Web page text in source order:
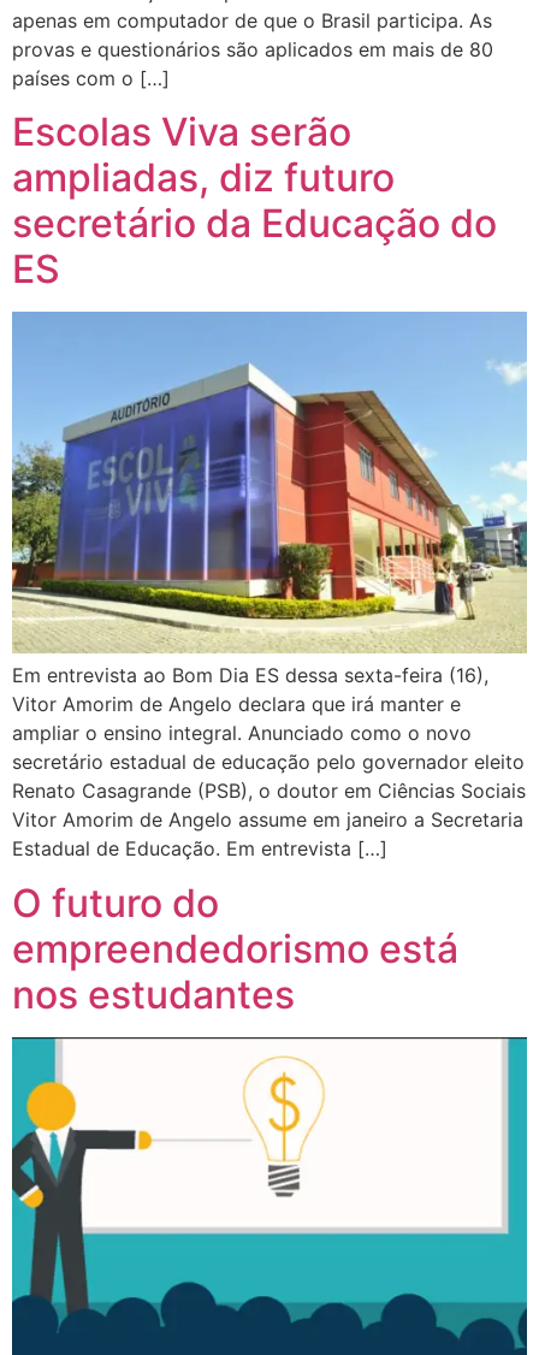
apenas em computador de que o Brasil participa. As
provas e questionários são aplicados em mais de 80
países com o […]
Escolas Viva serão
ampliadas, diz futuro
secretário da Educação do
ES
Em entrevista ao Bom Dia ES dessa sexta-feira (16),
Vitor Amorim de Angelo declara que irá manter e
ampliar o ensino integral. Anunciado como o novo
secretário estadual de educação pelo governador eleito
Renato Casagrande (PSB), o doutor em Ciências Sociais
Vitor Amorim de Angelo assume em janeiro a Secretaria
Estadual de Educação. Em entrevista […]
O futuro do
empreendedorismo está
nos estudantes